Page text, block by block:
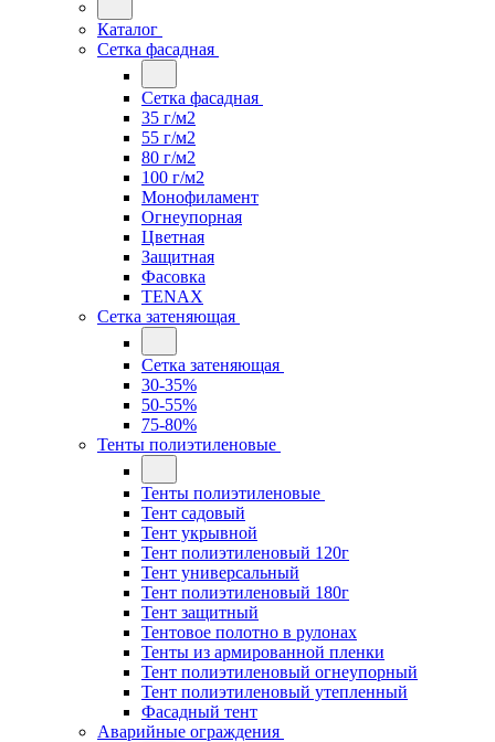
Каталог
Сетка фасадная
Сетка фасадная
35 г/м2
55 г/м2
80 г/м2
100 г/м2
Монофиламент
Огнеупорная
Цветная
Защитная
Фасовка
TENAX
Сетка затеняющая
Сетка затеняющая
30-35%
50-55%
75-80%
Тенты полиэтиленовые
Тенты полиэтиленовые
Тент садовый
Тент укрывной
Тент полиэтиленовый 120г
Тент универсальный
Тент полиэтиленовый 180г
Тент защитный
Тентовое полотно в рулонах
Тенты из армированной пленки
Тент полиэтиленовый огнеупорный
Тент полиэтиленовый утепленный
Фасадный тент
Аварийные ограждения